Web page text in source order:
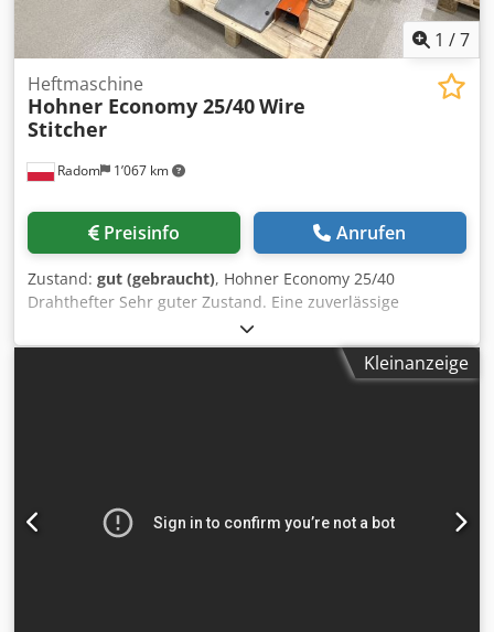
1 /7
Radom 1’067 km
Heftmaschine
Hohner Economy 25/40Wire
Stitcher
Preisinfo Anrufen
Zustand: gut (gebraucht), Hohner Economy 25/40
Drahthefter Sehr guter Zustand. Eine zuverlässige
Maschine mit legendärer Langlebigkeit. Technische Daten:
Leistung: 206 Takte/min Heftstärke: 25 mm (Lochen bis 40
mm ohne Schließen der Klammer von unten) Kleinanzeige